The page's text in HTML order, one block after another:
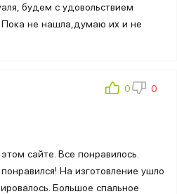
будем с удовольствием
Пока не нашла,думаю их и не
сайте. Все понравилось.
На изготовление ушло
Большое спальное